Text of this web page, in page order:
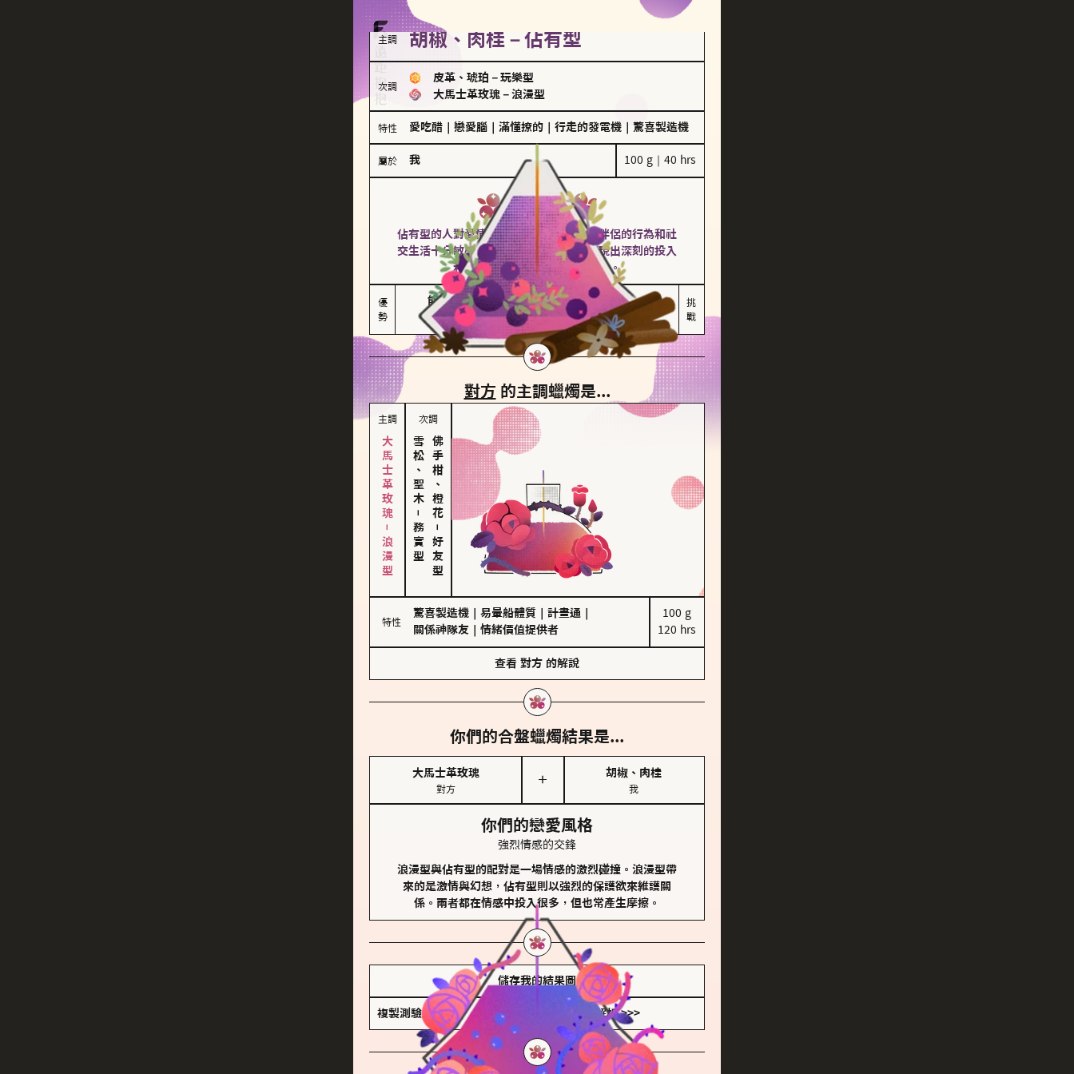
主調 胡椒、肉桂－佔有型
次調
皮革、琥珀 － 玩樂型
大馬士革玫瑰 － 浪漫型
特性 愛吃醋 戀愛腦 滿懂撩的 行走的發電機 驚喜製造機
屬於 我 100 g｜40 hrs
佔有型
胡椒、肉桂
佔有型的人對愛情有強烈的保護欲，對於伴侶的行為和社
交生活十分敏感、容易吃醋。在關係中展現出深刻的投入
和激情，但也可能讓人感到窒息。
優
勢
能建立緊密關係
積極維繫關係熱度
嫉妒心較強
可能出現控制欲
挑
戰
對方 的主調蠟燭是...
主調
大馬士革玫瑰－浪漫型
次調
雪松、聖木
－
務實型
佛手柑、橙花
－
好友型
特性
驚喜製造機 易暈船體質 計畫通
關係神隊友
情緒價值提供者
100 g
120 hrs
查看 對方 的解說
你們的合盤蠟燭結果是...
大馬士革玫瑰
對方
＋
胡椒、肉桂
我
你們的戀愛風格
強烈情感的交鋒
浪漫型與佔有型的配對是一場情感的激烈碰撞。浪漫型帶
來的是激情與幻想，佔有型則以強烈的保護欲來維護關
係。兩者都在情感中投入很多，但也常產生摩擦。
儲存我的結果圖
複製測驗連結 查看香氛類型全解析 >>>